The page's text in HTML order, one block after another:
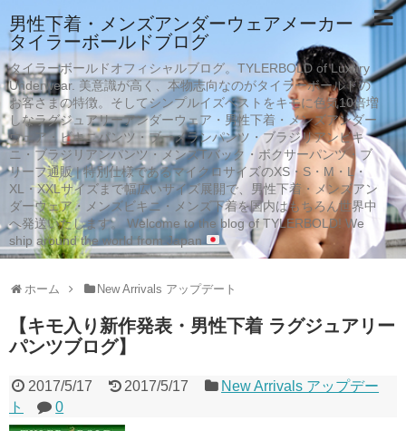
男性下着・メンズアンダーウェアメーカー
タイラーボールドブログ
タイラーボールドオフィシャルブログ。TYLERBOLD of Luxury
Underwear. 美意識が高く、本物志向なのがタイラーボールドの
お客さまの特徴。そしてシンプルイズベストをキモに色気10倍増
しなラグジュアリーアンダーウェア・男性下着・メンズアンダー
ウェア・ビキニパンツ・ブーメランパンツ・ブラジリアンビキ
ニ・ブラジリアンパンツ・メンズTバック・ボクサーパンツ・ブ
リーフ通販 | 特別仕様であるマイクロサイズのXS・S・M・L・
XL・XXLサイズまで幅広いサイズ展開で、男性下着・メンズアン
ダーウェア・メンズビキニ・メンズ下着を国内はもちろん世界中
へ発送いたします。 Welcome to the blog of TYLERBOLD! We
ship around the world from Japan
ホーム New Arrivals アップデート
【キモ入り新作発表・男性下着 ラグジュアリー
パンツブログ】
2017/5/17 2017/5/17
New Arrivals アップデー
ト
0